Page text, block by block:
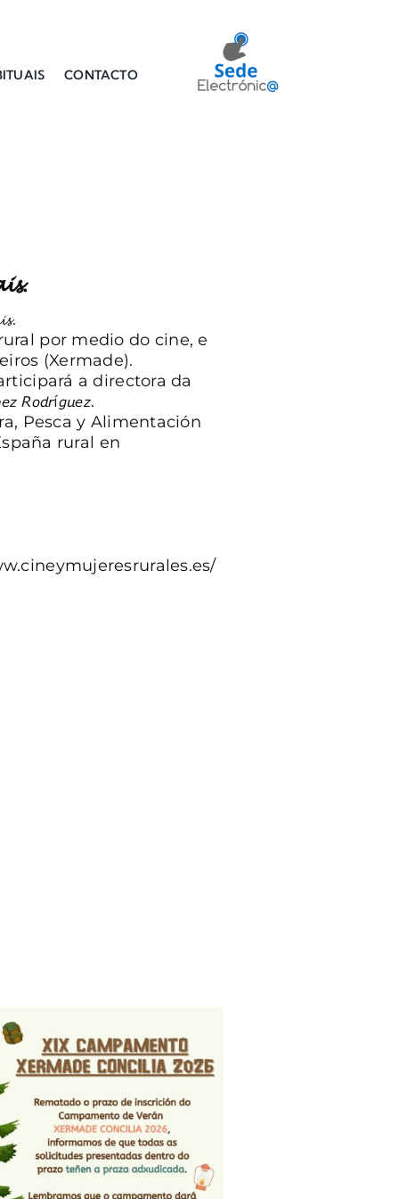
CONTACTO
por medio do cine, e
(Xermade).
a directora da
𝘙𝘰𝘥𝘳í𝘨𝘶𝘦𝘻.
Pesca y Alimentación
rural en